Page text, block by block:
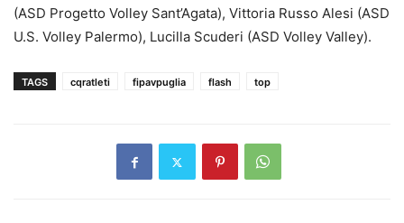
(ASD Progetto Volley Sant’Agata), Vittoria Russo Alesi (ASD
U.S. Volley Palermo), Lucilla Scuderi (ASD Volley Valley).
TAGS cqratleti fipavpuglia flash top